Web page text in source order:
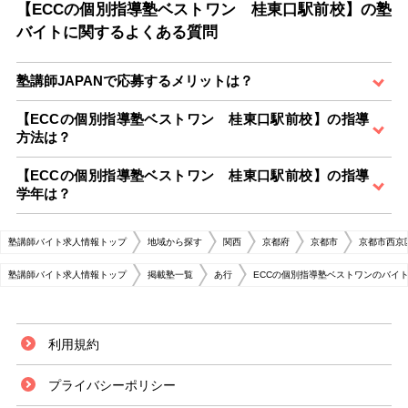
【ECCの個別指導塾ベストワン 桂東口駅前校】の塾
バイトに関するよくある質問
塾講師JAPANで応募するメリットは？
【ECCの個別指導塾ベストワン 桂東口駅前校】の指導
方法は？
【ECCの個別指導塾ベストワン 桂東口駅前校】の指導
学年は？
塾講師バイト求人情報トップ 地域から探す 関西 京都府 京都市 京都市西京
塾講師バイト求人情報トップ 掲載塾一覧 あ行 ECCの個別指導塾ベストワンのバイ
利用規約
プライバシーポリシー